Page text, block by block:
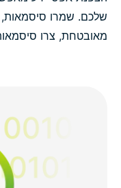
שלכם. שמרו סיסמאות,
מאובטחת, צרו